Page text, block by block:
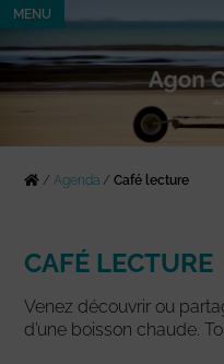
MENU
/Agenda /Café lecture
CAFÉ LECTURE
Venez découvrir ou
d’une boisson chaude.